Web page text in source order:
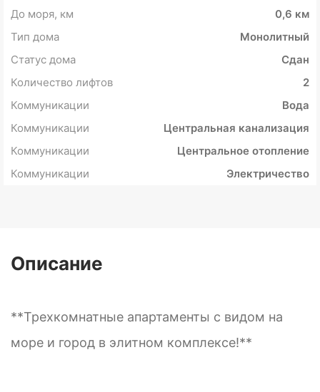
До моря, км
0,6 км
Тип дома
Монолитный
Статус дома
Сдан
Количество лифтов
2
Коммуникации
Вода
Коммуникации
Центральная канализация
Коммуникации
Центральное отопление
Коммуникации
Электричество
Описание
**Трехкомнатные апартаменты с видом на
море и город в элитном комплексе!**